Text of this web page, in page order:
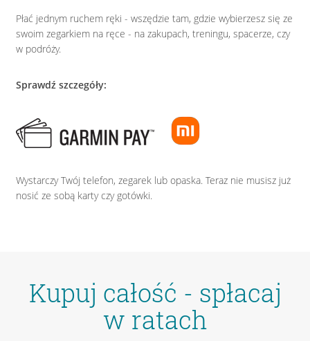
Płać jednym ruchem ręki - wszędzie tam, gdzie wybierzesz się ze
swoim zegarkiem na ręce - na zakupach, treningu, spacerze, czy
w podróży.
Sprawdź szczegóły:
Wystarczy Twój telefon, zegarek lub opaska. Teraz nie musisz już
nosić ze sobą karty czy gotówki.
Kupuj całość - spłacaj
w ratach